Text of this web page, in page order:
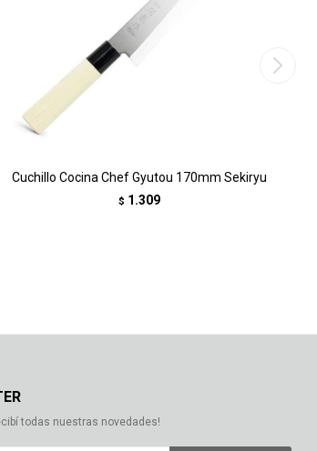
Cuchillo Cocina Chef Gyutou 170mm Sekiryu
$ 1.309
todas nuestras novedades!